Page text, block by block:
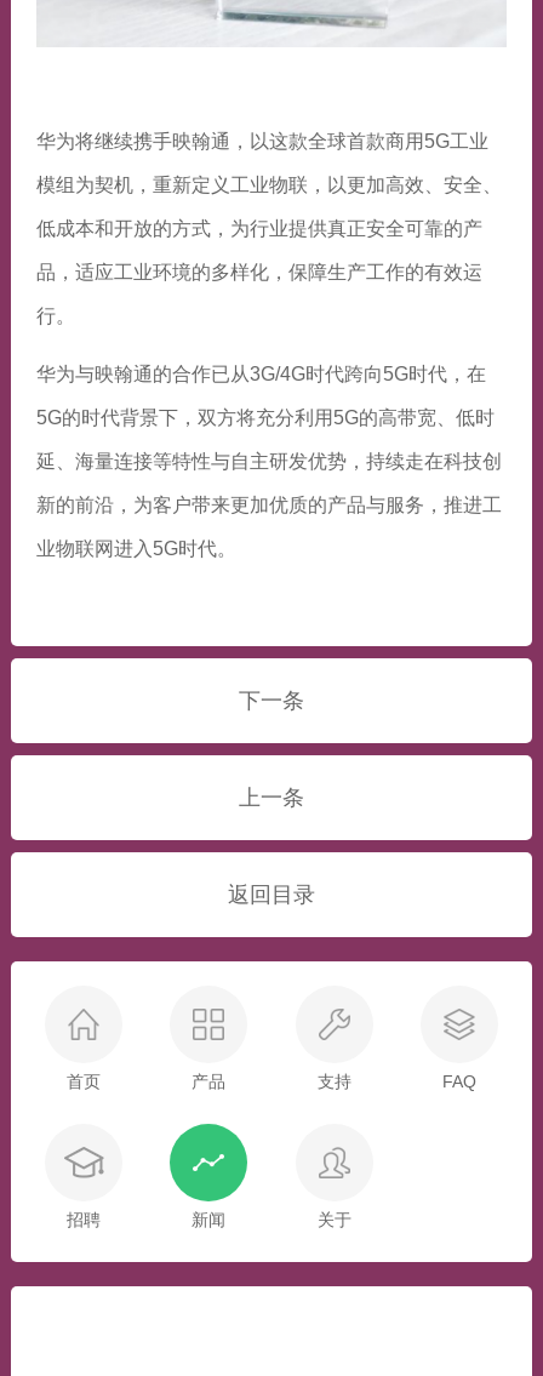
华为将继续携手映翰通，以这款全球首款商用5G工业
模组为契机，重新定义工业物联，以更加高效、安全、
低成本和开放的方式，为行业提供真正安全可靠的产
品，适应工业环境的多样化，保障生产工作的有效运
行。
华为与映翰通的合作已从3G/4G时代跨向5G时代，在
5G的时代背景下，双方将充分利用5G的高带宽、低时
延、海量连接等特性与自主研发优势，持续走在科技创
新的前沿，为客户带来更加优质的产品与服务，推进工
业物联网进入5G时代。
下一条
上一条
返回目录
首页 产品 支持 FAQ
招聘 新闻 关于